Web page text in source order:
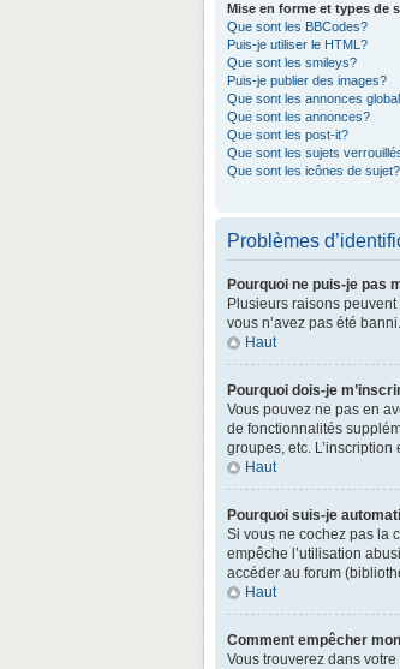
Mise en forme et types de
Que sont les BBCodes?
Puis-je utiliser le HTML?
Que sont les smileys?
Puis-je publier des images?
Que sont les annonces
Que sont les annonces?
Que sont les post-it?
Que sont les sujets
Que sont les icônes de sujet?
Problèmes
Pourquoi ne puis-je pas
Plusieurs raisons
vous n’avez pas été
Haut
Pourquoi dois-je
Vous pouvez ne pas en
de fonctionnalités
groupes, etc.
Haut
Pourquoi suis-je
Si vous ne cochez pas la
empêche l’utilisation
accéder au forum
Haut
Comment empêcher
Vous trouverez dans votre